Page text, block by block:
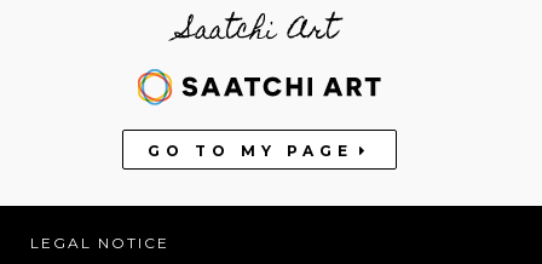
Saatchi Art
GO TO MY PAGE
LEGAL NOTICE